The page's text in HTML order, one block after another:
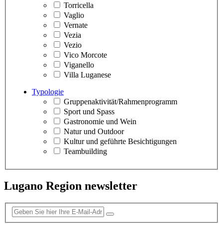
Torricella
Vaglio
Vernate
Vezia
Vezio
Vico Morcote
Viganello
Villa Luganese
Typologie
Gruppenaktivität/Rahmenprogramm
Sport und Spass
Gastronomie und Wein
Natur und Outdoor
Kultur und geführte Besichtigungen
Teambuilding
Lugano Region newsletter